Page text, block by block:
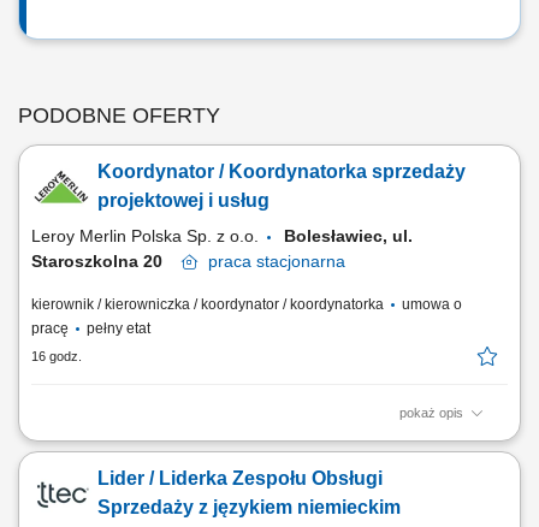
PODOBNE OFERTY
Koordynator / Koordynatorka sprzedaży
projektowej i usług
Leroy Merlin Polska Sp. z o.o.
Bolesławiec, ul.
Staroszkolna 20
praca stacjonarna
kierownik / kierowniczka / koordynator / koordynatorka
umowa o
pracę
pełny etat
16 godz.
pokaż opis
Jakie zadania na Ciebie czekają? aktywne pozyskiwanie i rozwijanie
cenników zgodnie z obowiązującymi standardami; koordynowanie
sprzedaży usług projektowych i montażowych w tym monitorowanie
Lider / Liderka Zespołu Obsługi
Sprzedaży z językiem niemieckim